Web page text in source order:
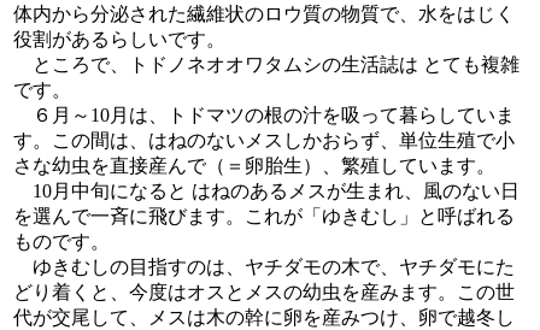
体内から分泌された繊維状のロウ質の物質で、水をはじく
役割があるらしいです。
ところで、トドノネオオワタムシの生活誌は とても複雑
です。
６月～10月は、トドマツの根の汁を吸って暮らしていま
す。この間は、はねのないメスしかおらず、単位生殖で小
さな幼虫を直接産んで（＝卵胎生）、繁殖しています。
10月中旬になると はねのあるメスが生まれ、風のない日
を選んで一斉に飛びます。これが「ゆきむし」と呼ばれる
ものです。
ゆきむしの目指すのは、ヤチダモの木で、ヤチダモにた
どり着くと、今度はオスとメスの幼虫を産みます。この世
代が交尾して、メスは木の幹に卵を産みつけ、卵で越冬し